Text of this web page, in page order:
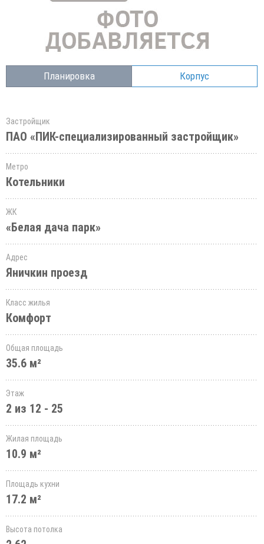
Планировка Корпус
Застройщик
ПАО «ПИК-специализированный застройщик»
Метро
Котельники
ЖК
«Белая дача парк»
Адрес
Яничкин проезд
Класс жилья
Комфорт
Общая площадь
35.6 м²
Этаж
2 из 12 - 25
Жилая площадь
10.9 м²
Площадь кухни
17.2 м²
Высота потолка